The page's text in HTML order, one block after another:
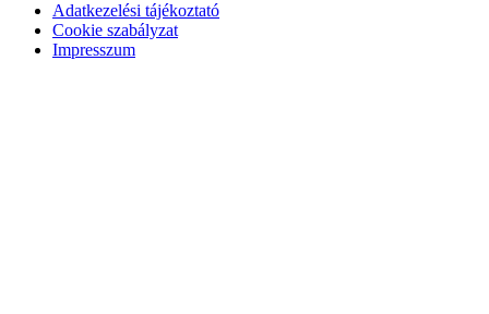
Adatkezelési tájékoztató
Cookie szabályzat
Impresszum